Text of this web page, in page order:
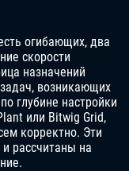
огибающих, два
скорости
назначений
возникающих
глубине настройки
или Bitwig Grid,
корректно. Эти
и рассчитаны на